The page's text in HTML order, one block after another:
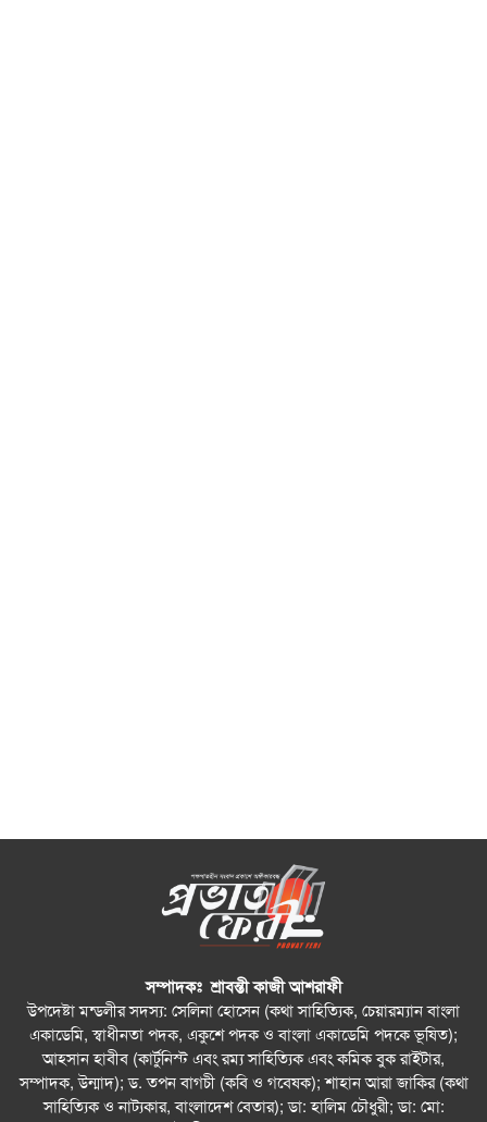
সম্পাদকঃ শ্রাবন্তী কাজী আশরাফী
উপদেষ্টা মন্ডলীর সদস্য: সেলিনা হোসেন (কথা সাহিত্যিক, চেয়ারম্যান বাংলা
একাডেমি, স্বাধীনতা পদক, একুশে পদক ও বাংলা একাডেমি পদকে ভূষিত);
আহসান হাবীব (কার্টুনিস্ট এবং রম্য সাহিত্যিক এবং কমিক বুক রাইটার,
সম্পাদক, উন্মাদ); ড. তপন বাগচী (কবি ও গবেষক); শাহান আরা জাকির (কথা
সাহিত্যিক ও নাট্যকার, বাংলাদেশ বেতার); ডা: হালিম চৌধুরী; ডা: মো: